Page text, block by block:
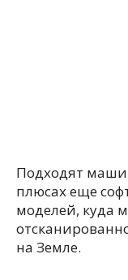
Подходят
плюсах еще
моделей, куда
на Земле.